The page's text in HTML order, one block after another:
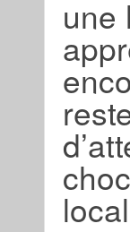
une